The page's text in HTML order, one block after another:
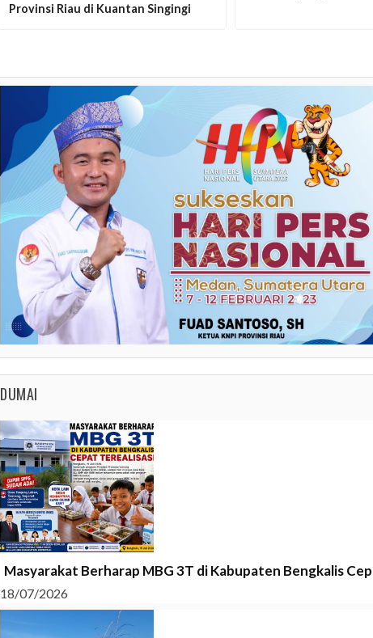
Provinsi Riau di Kuantan Singingi
DUMAI
Masyarakat Berharap MBG 3T di Kabupaten Bengkalis
18/07/2026